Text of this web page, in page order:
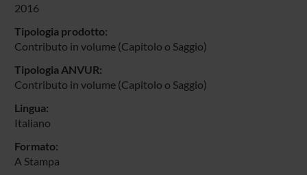
2016
Tipologia prodotto:
Contributo in volume (Capitolo o Saggio)
Tipologia ANVUR:
Contributo in volume (Capitolo o Saggio)
Lingua:
Italiano
Formato:
A Stampa